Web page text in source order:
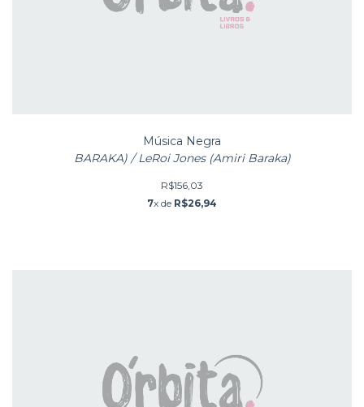
Música Negra
BARAKA) / LeRoi Jones (Amiri Baraka)
R$156,03
7x de R$26,94